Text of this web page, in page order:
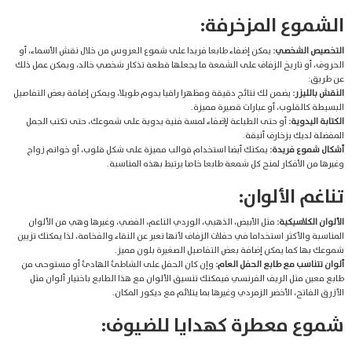
الشموع المزخرفة:
التخصيص الشخصي: يمكن إضفاء طابعا فريدا على شموع العروس من خلال نقش الأسماء، أو
الحروف، أو تاريخ الزفاف على الشمعة ما يجعلها قطعة تذكار شخصي خالد، ويمكن عمل ذلك
عن طريق:
النقش بالليزر: يضمن لك نتائج دقيقة ومظهرا راقيا يدوم طويلا، ويمكن إضافة بعض التفاصيل
البسيطة كالقلوب، أو عبارات قصيرة مميزة.
الكتابة اليدوية:أو حتى الطباعة لإضفاء لمسة فنية يدوية على شموعك، حتى تكتب الجمل
المفضلة لديك بزخارف أنيقة.
أشكال شموع فريدة: يمكنك أيضا استخدام قوالب مميزة على شكل قلوب، أو خواتم زواج
وغيرها من الأفكار لمنح كل شمعة طابعا خاصا يرتبط بهذه المناسبة.
تناغم الألوان:
الألوان الكلاسيكية: مثل الأبيض، الذهبي، الوردي الناعم، الفضي، وغيرها وهي من الألوان
المناسبة والأكثر استخداما في حفلات الزفاف لأنها تعبر عن النقاء والفخامة، لذا يمكنك تزيين
شموعك بها كما يمكن إضافة بعض التفاصيل الصغيرة بلون مميز.
ألوان تتناسب مع طابع الحفل العام: وإن كان الحفل على الشاطئ الهادئ أو مستوحى من
طابع معين مثل الريف الفرنسي فيمكنك تنسيق الألوان مع هذا الطابع باختيار ألوان مثل
الأزرق الفاتح، الأخضر الزمردي وغيرها بما يتلائم مع ديكور المكان.
شموع معطرة كهدايا للضيوف: